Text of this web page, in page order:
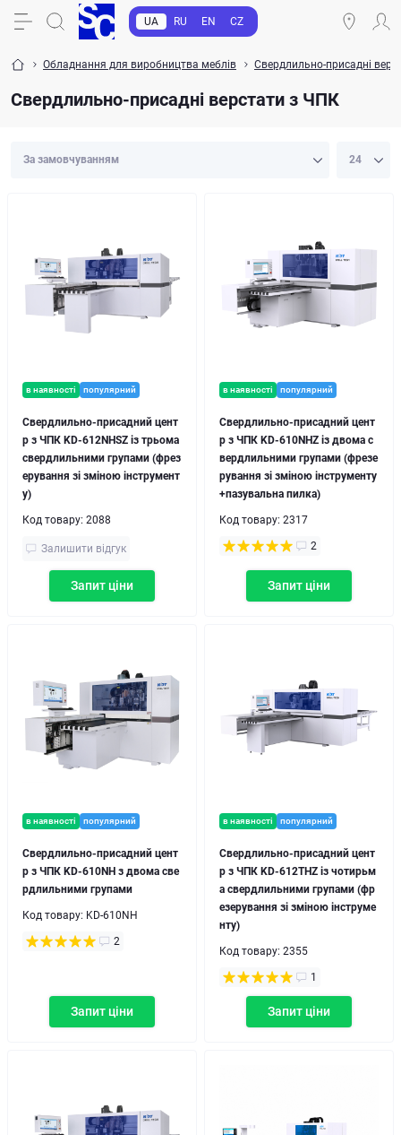
UA RU EN CZ
Обладнання для виробництва меблів Свердлильно-присадні
Свердлильно-присадні верстати з ЧПК
в наявності популярний
Свердлильно-присадний цент
р з ЧПК KD-612NHSZ із трьома
свердлильними групами (фрез
ерування зі зміною інструмент
у)
Код товару: 2088
Залишити відгук
Запит ціни
в наявності популярний
Свердлильно-присадний цент
р з ЧПК KD-610NHZ із двома с
вердлильними групами (фрезе
рування зі зміною інструменту
+пазувальна пилка)
Код товару: 2317
2
Запит ціни
в наявності популярний
Свердлильно-присадний цент
р з ЧПК KD-610NH з двома све
рдлильними групами
Код товару: KD-610NH
2
Запит ціни
в наявності популярний
Свердлильно-присадний цент
р з ЧПК KD-612THZ із чотирьм
а свердлильними групами (фр
езерування зі зміною інструме
нту)
Код товару: 2355
1
Запит ціни